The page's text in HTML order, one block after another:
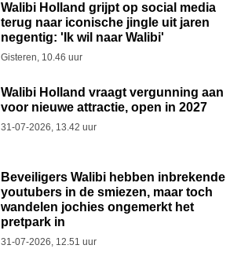
Walibi Holland grijpt op social media
terug naar iconische jingle uit jaren
negentig: 'Ik wil naar Walibi'
Gisteren, 10.46 uur
Walibi Holland vraagt vergunning aan
voor nieuwe attractie, open in 2027
31-07-2026, 13.42 uur
Beveiligers Walibi hebben inbrekende
youtubers in de smiezen, maar toch
wandelen jochies ongemerkt het
pretpark in
31-07-2026, 12.51 uur